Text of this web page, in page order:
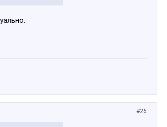
#26